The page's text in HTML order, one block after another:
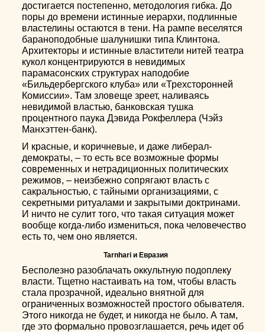
достигается постепенно, методология гибка. До
поры до времени истинные иерархи, подлинные
властелины остаются в тени. На рампе веселятся
бараноподобные шалунишки типа Клинтона.
Архитекторы и истинные властители нитей театра
кукол концентрируются в невидимых
парамасонских структурах наподобие
«Бильдербергского клуба» или «Трехсторонней
Комиссии». Там зловеще зреет, наливаясь
невидимой властью, банковская тушка
процентного паука Дэвида Рокфеллера (Чэйз
Манхэттен-банк).
И красные, и коричневые, и даже либерал-
демократы, – то есть все возможные формы
современных и нетрадиционных политических
режимов, – неизбежно сопрягают власть с
сакральностью, с тайными организациями, с
секретными ритуалами и закрытыми доктринами.
И ничто не сулит того, что такая ситуация может
вообще когда-либо измениться, пока человечество
есть то, чем оно является.
Tarnhari и Евразия
Бесполезно разоблачать оккультную подоплеку
власти. Тщетно настаивать на том, чтобы власть
стала прозрачной, идеально внятной для
ограниченных возможностей простого обывателя.
Этого никогда не будет, и никогда не было. А там,
где это формально провозглашается, речь идет об